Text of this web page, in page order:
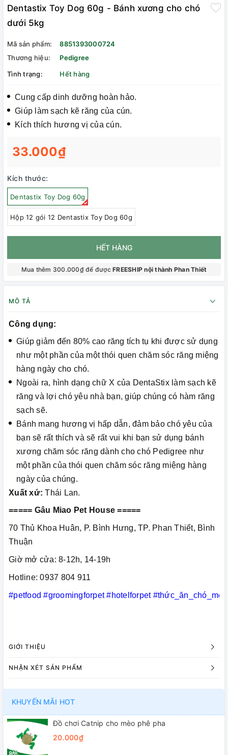
Dentastix Toy Dog 60g - Bánh xương cho chó
dưới 5kg
Mã sản phẩm:
8851393000724
Thương hiệu:
Pedigree
Tình trạng:
Hết hàng
Cung cấp dinh dưỡng hoàn hảo.
Giúp làm sạch kẽ răng của cún.
Kích thích hương vị của cún.
33.000₫
Kích thước:
Dentastix Toy Dog 60g
Hộp 12 gói 12 Dentastix Toy Dog 60g
HẾT HÀNG
Mua thêm 300.000₫ để đượcFREESHIP nội thành Phan Thiết
MÔ TẢ
Công dụng:
Giúp giảm đến 80% cao răng tích tụ khi được sử dụng
như một phần của một thói quen chăm sóc răng miệng
hàng ngày cho chó.
Ngoài ra, hình dạng chữ X của DentaStix làm sạch kẽ
răng và lợi chó yêu nhà bạn, giúp chúng có hàm răng
sạch sẽ.
Bánh mang hương vị hấp dẫn, đảm bảo chó yêu của
bạn sẽ rất thích và sẽ rất vui khi bạn sử dụng bánh
xương chăm sóc răng dành cho chó Pedigree như
một phần của thói quen chăm sóc răng miệng hàng
ngày của chúng.
Xuất xứ: Thái Lan.
===== Gâu Miao Pet House =====
70 Thủ Khoa Huân, P. Bình Hưng, TP. Phan Thiết, Bình
Thuận
Giờ mở cửa: 8-12h, 14-19h
Hotline: 0937 804 911
#petfood #groomingforpet #hotelforpet #thức_ăn_chó_mèo
GIỚI THIỆU
NHẬN XÉT SẢN PHẨM
KHUYẾN MÃI HOT
Đồ chơi Catnip cho mèo phê pha
20.000₫